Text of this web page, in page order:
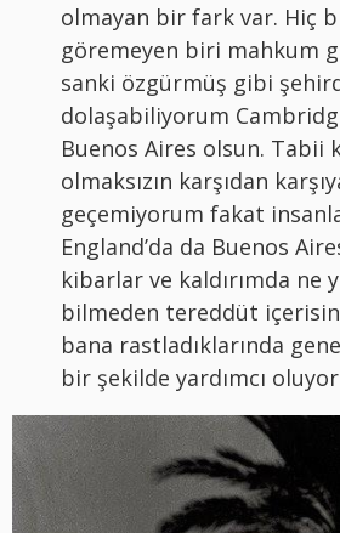
olmayan bir fark var. Hiç
göremeyen biri mahkum
sanki özgürmüş gibi
dolaşabiliyorum
Buenos Aires olsun. Tabii
olmaksızın karşıdan
geçemiyorum fakat
England’da da Buenos
kibarlar ve kaldırımda ne
bilmeden tereddüt
bana rastladıklarında
bir şekilde yardımcı